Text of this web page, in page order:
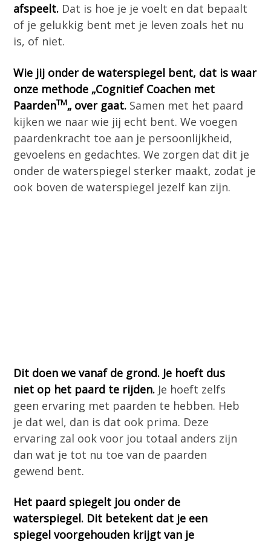
afspeelt. Dat is hoe je je voelt en dat bepaalt
of je gelukkig bent met je leven zoals het nu
is, of niet.
Wie jij onder de waterspiegel bent, dat is waar
onze methode „Cognitief Coachen met
PaardenTM„ over gaat. Samen met het paard
kijken we naar wie jij echt bent. We voegen
paardenkracht toe aan je persoonlijkheid,
gevoelens en gedachtes. We zorgen dat dit je
onder de waterspiegel sterker maakt, zodat je
ook boven de waterspiegel jezelf kan zijn.
Dit doen we vanaf de grond. Je hoeft dus
niet op het paard te rijden. Je hoeft zelfs
geen ervaring met paarden te hebben. Heb
je dat wel, dan is dat ook prima. Deze
ervaring zal ook voor jou totaal anders zijn
dan wat je tot nu toe van de paarden
gewend bent.
Het paard spiegelt jou onder de
waterspiegel. Dit betekent dat je een
spiegel voorgehouden krijgt van je